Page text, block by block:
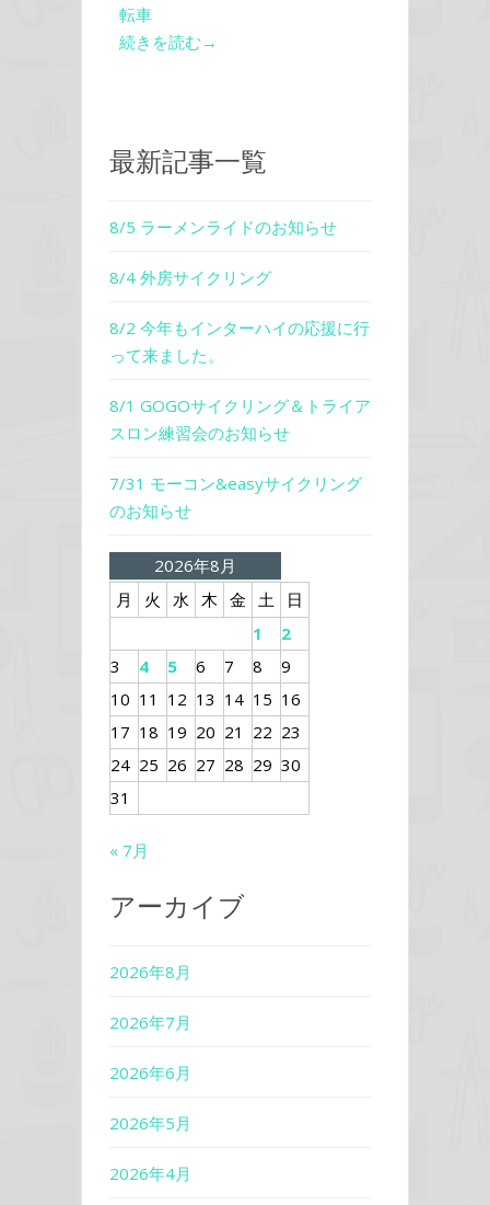
転車
続きを読む→
最新記事一覧
8/5 ラーメンライドのお知らせ
8/4 外房サイクリング
8/2 今年もインターハイの応援に行
って来ました。
8/1 GOGOサイクリング＆トライア
スロン練習会のお知らせ
7/31 モーコン&easyサイクリング
のお知らせ
2026年8月
月
火 水 木 金 土
日
1
2
3
4 5 6 7 8
9
10 11 12 13 14 15 16
17 18 19 20 21 22 23
24 25 26 27 28 29 30
31
« 7月
アーカイブ
2026年8月
2026年7月
2026年6月
2026年5月
2026年4月